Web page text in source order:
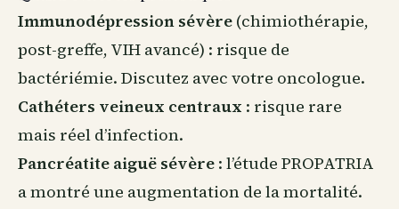
Immunodépression sévère (chimiothérapie,
post-greffe, VIH avancé) : risque de
bactériémie. Discutez avec votre oncologue.
Cathéters veineux centraux : risque rare
mais réel d’infection.
Pancréatite aiguë sévère : l’étude PROPATRIA
a montré une augmentation de la mortalité.